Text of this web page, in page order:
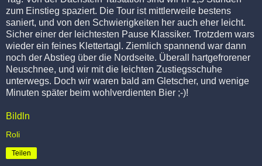
zum Einstieg spaziert. Die Tour ist mittlerweile bestens
saniert, und von den Schwierigkeiten her auch eher leicht.
Sicher einer der leichtesten Pause Klassiker. Trotzdem wars
wieder ein feines Klettertagl. Ziemlich spannend war dann
noch der Abstieg über die Nordseite. Überall hartgefrorener
Neuschnee, und wir mit die leichten Zustiegsschuhe
unterwegs. Doch wir waren bald am Gletscher, und wenige
Minuten später beim wohlverdienten Bier ;-)!
Bildln
Roli
Teilen